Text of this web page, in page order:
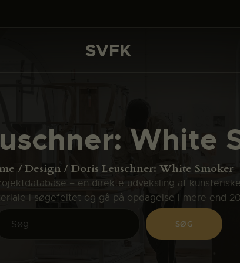
SVFK
White
Design Doris Leuschner: White Smoker
– en direkte udveksling af
i søgefeltet og gå på opdagelse i mere end
SVFK
SVFK